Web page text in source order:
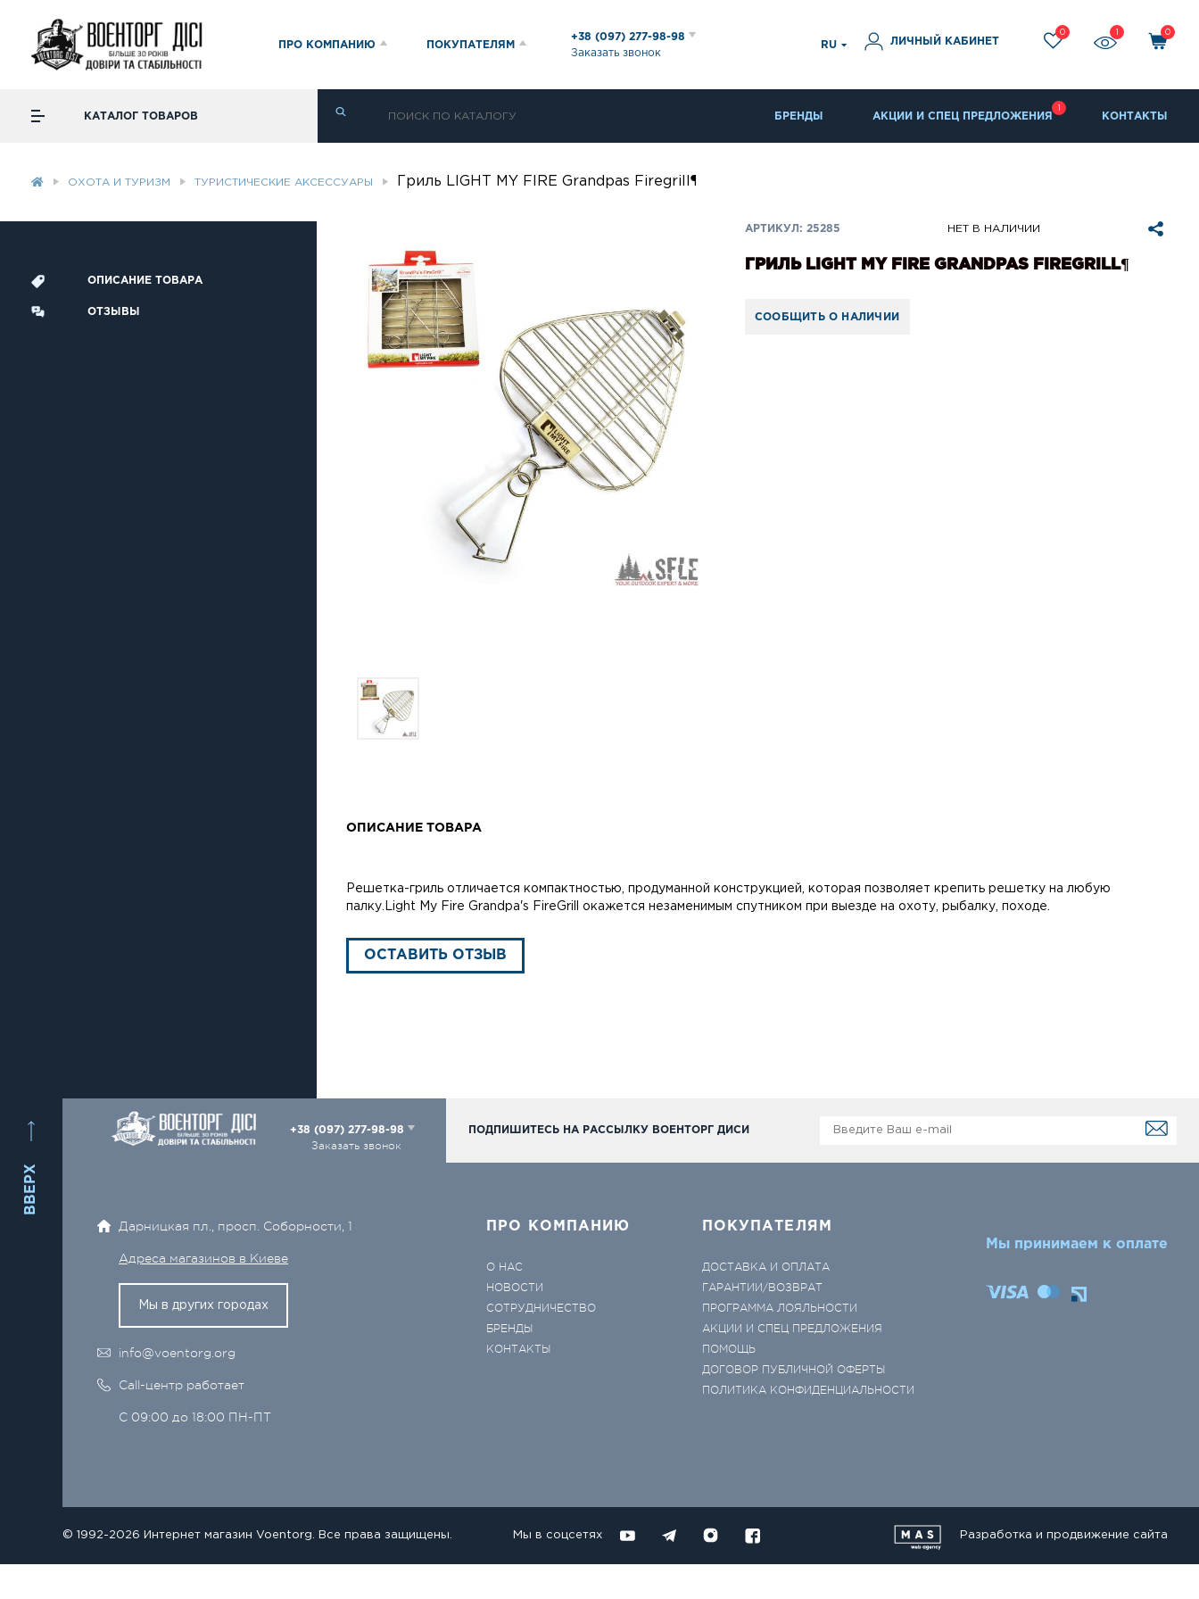
ПРО КОМПАНИЮ ПОКУПАТЕЛЯМ
+38 (097) 277-98-98
Заказать звонок
RU ЛИЧНЫЙ КАБИНЕТ
0 0
КАТАЛОГ ТОВАРОВ БРЕНДЫ АКЦИИ И СПЕЦ ПРЕДЛОЖЕНИЯ КОНТАКТЫ
ОХОТА И ТУРИЗМ ТУРИСТИЧЕСКИЕ АКСЕССУАРЫ Гриль LIGHT MY FIRE Grandpas Firegrill¶
ОПИСАНИЕ ТОВАРА
ОТЗЫВЫ
АРТИКУЛ: 25285 НЕТ В НАЛИЧИИ
ГРИЛЬ LIGHT MY FIRE GRANDPAS FIREGRILL¶
СООБЩИТЬ О НАЛИЧИИ
ОПИСАНИЕ ТОВАРА
Решетка-гриль отличается компактностью, продуманной конструкцией, которая позволяет крепить решетку на любую
палку.Light My Fire Grandpa's FireGrill окажется незаменимым спутником при выезде на охоту, рыбалку, походе.
ОСТАВИТЬ ОТЗЫВ
ВВЕРХ
+38 (097) 277-98-98
Заказать звонок
ПОДПИШИТЕСЬ НА РАССЫЛКУ ВОЕНТОРГ ДИСИ
Дарницкая пл., просп. Соборности, 1
Адреса магазинов в Киеве
Мы в других городах
info@voentorg.org
Call-центр работает
С 09:00 до 18:00 ПН-ПТ
ПРО КОМПАНИЮ
О НАС
НОВОСТИ
СОТРУДНИЧЕСТВО
БРЕНДЫ
КОНТАКТЫ
ПОКУПАТЕЛЯМ
ДОСТАВКА И ОПЛАТА
ГАРАНТИИ/ВОЗВРАТ
ПРОГРАММА ЛОЯЛЬНОСТИ
АКЦИИ И СПЕЦ ПРЕДЛОЖЕНИЯ
ПОМОЩЬ
ДОГОВОР ПУБЛИЧНОЙ ОФЕРТЫ
ПОЛИТИКА КОНФИДЕНЦИАЛЬНОСТИ
Мы принимаем к оплате
© 1992-2026 Интернет магазин Voentorg. Все права защищены. Мы в соцсетях Разработка и продвижение сайта